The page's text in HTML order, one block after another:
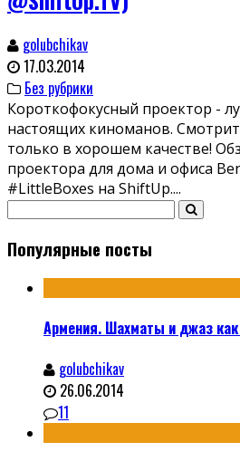
golubchikav
17.03.2014
Без рубрики
Короткофокусный проектор -
настоящих киноманов.
только в хорошем качестве!
проектора для дома и офиса
#LittleBoxes на ShiftUp....
Популярные посты
Армения. Шахматы и джаз
golubchikav
26.06.2014
11